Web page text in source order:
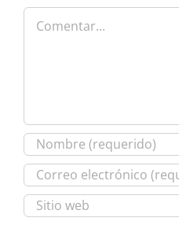
Comentar